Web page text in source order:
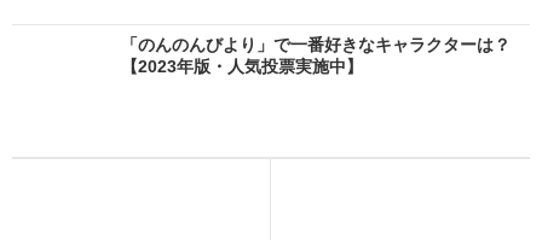
「のんのんびより」で一番好きなキャラクターは？
【2023年版・人気投票実施中】